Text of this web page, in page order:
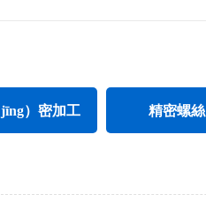
）密加工
bú）鏽鋼件加工
精密螺絲
加長精密螺